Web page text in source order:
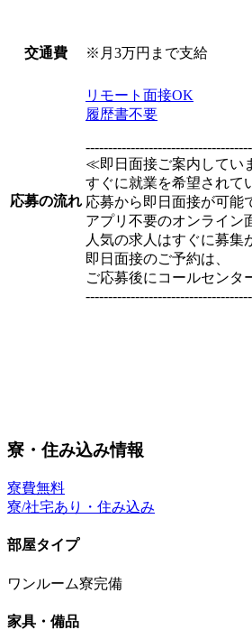
交通費 ※月3万円まで支給
応募の流れ
リモート面接OK
履歴書不要
≪即日面接ご案内してい
すぐに就業を希望されて
応募から即日面接が可
アプリ不要のオンライン
人気の求人はすぐに募集
即日面接のご予約は、
ご応募後にコールセンタ
寮・住み込み情報
寮費無料
寮/社宅あり・住み込み
部屋タイプ
ワンルーム寮完備
家具・備品